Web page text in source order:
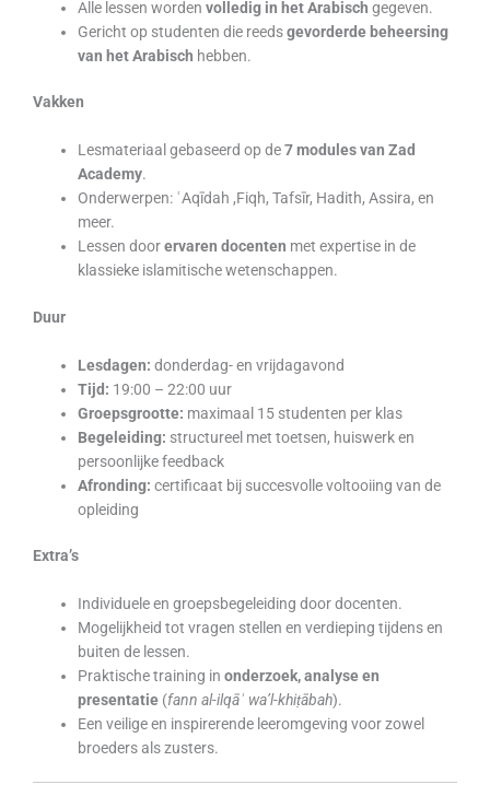
Alle lessen wordenvolledig in het Arabisch gegeven.
Gericht op studenten die reedsgevorderde beheersing
van het Arabisch hebben.
Vakken
Lesmateriaal gebaseerd op de7 modules van Zad
Academy.
Onderwerpen: ʿAqīdah ,Fiqh, Tafsīr, Hadith, Assira, en
meer.
Lessen doorervaren docenten met expertise in de
klassieke islamitische wetenschappen.
Duur
Lesdagen: donderdag- en vrijdagavond
Tijd: 19:00 – 22:00 uur
Groepsgrootte: maximaal 15 studenten per klas
Begeleiding: structureel met toetsen, huiswerk en
persoonlijke feedback
Afronding: certificaat bij succesvolle voltooiing van de
opleiding
Extra’s
Individuele en groepsbegeleiding door docenten.
Mogelijkheid tot vragen stellen en verdieping tijdens en
buiten de lessen.
Praktische training inonderzoek, analyse en
presentatie (fann al-ilqāʾ wa’l-khiṭābah).
Een veilige en inspirerende leeromgeving voor zowel
broeders als zusters.